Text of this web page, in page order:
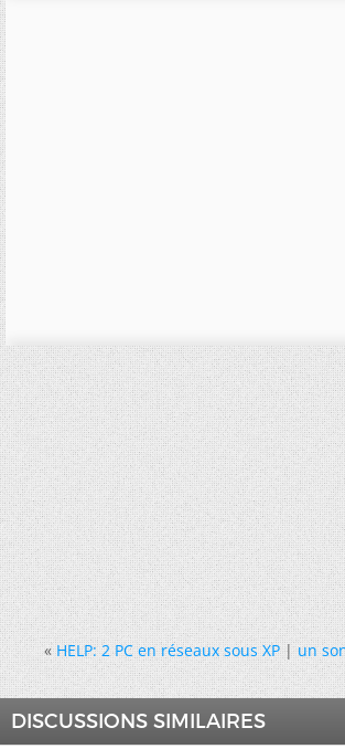
« HELP: 2 PC en réseaux sous XP|un
DISCUSSIONS SIMILAIRES